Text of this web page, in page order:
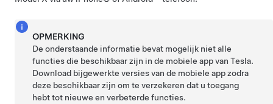
OPMERKING
De onderstaande informatie bevat mogelijk niet alle
functies die beschikbaar zijn in de mobiele app van Tesla.
Download bijgewerkte versies van de mobiele app zodra
deze beschikbaar zijn om te verzekeren dat u toegang
hebt tot nieuwe en verbeterde functies.